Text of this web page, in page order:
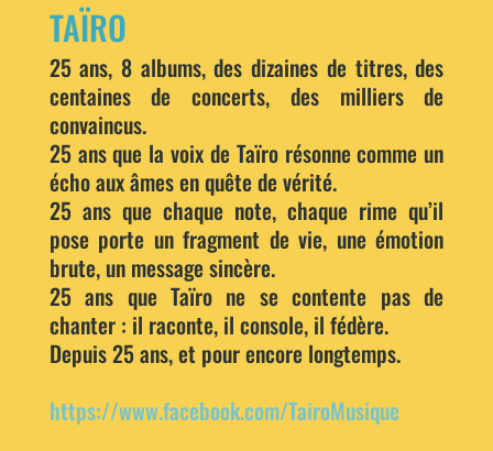
TAÏRO
25 ans, 8 albums, des dizaines de titres, des
centaines de concerts, des milliers de
convaincus.
25 ans que la voix de Taïro résonne comme un
écho aux âmes en quête de vérité.
25 ans que chaque note, chaque rime qu’il
pose porte un fragment de vie, une émotion
brute, un message sincère.
25 ans que Taïro ne se contente pas de
chanter : il raconte, il console, il fédère.
Depuis 25 ans, et pour encore longtemps.
https://www.facebook.com/TairoMusique